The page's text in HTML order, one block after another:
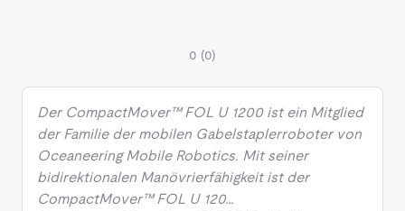
0 (0)
Der CompactMover™ FOL U 1200 ist ein Mitglied
der Familie der mobilen Gabelstaplerroboter von
Oceaneering Mobile Robotics. Mit seiner
bidirektionalen Manövrierfähigkeit ist der
CompactMover™ FOL U 120…